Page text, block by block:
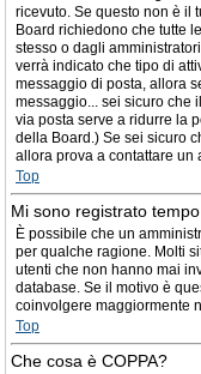
ricevuto. Se questo non è il
Board richiedono che tutte
stesso o dagli
verrà indicato che tipo di
messaggio di posta, allora
messaggio... sei sicuro che
via posta serve a ridurre la
della Board.) Se sei sicuro
allora prova a contattare un
Top
Mi sono registrato
È possibile che un
per qualche ragione. Molti
utenti che non hanno mai
database. Se il motivo è
coinvolgere maggiormente
Top
Che cosa è COPPA?